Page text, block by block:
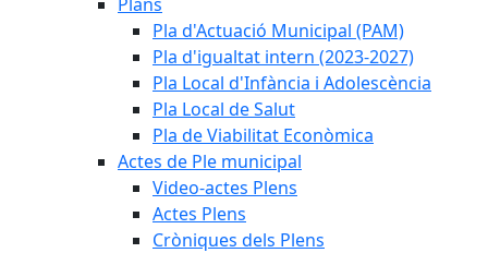
Pla d'Actuació Municipal (PAM)
Pla d'igualtat intern (2023-2027)
Pla Local d'Infància i Adolescència
Pla Local de Salut
Pla de Viabilitat Econòmica
Actes de Ple municipal
Video-actes Plens
Actes Plens
Cròniques dels Plens